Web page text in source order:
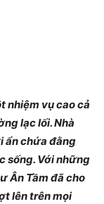
nhiệm vụ cao cả
lạc lối. Nhà
ẩn chứa đằng
sống. Với những
Ân Tầm đã cho
lên trên mọi